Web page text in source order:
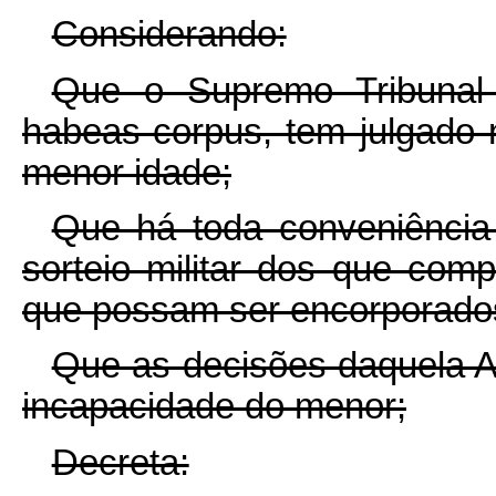
Considerando:
Que o Supremo
habeas-corpus, tem
menor idade;
Que há toda
sorteio militar dos que
que possam ser
Que as decisões daquela
incapacidade do menor;
Decreta: